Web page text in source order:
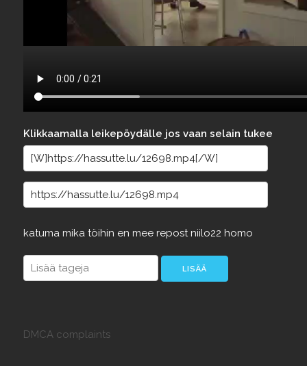
Klikkaamalla leikepöydälle jos vaan selain tukee
katuma mika töihin en mee repost niilo22 homo
DMCA complaints